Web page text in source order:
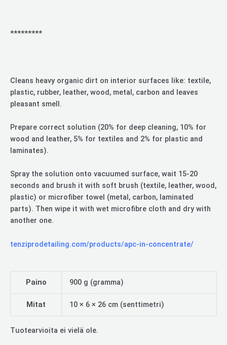
*********
Cleans heavy organic dirt on interior surfaces like: textile,
plastic, rubber, leather, wood, metal, carbon and leaves
pleasant smell.
Prepare correct solution (20% for deep cleaning, 10% for
wood and leather, 5% for textiles and 2% for plastic and
laminates).
Spray the solution onto vacuumed surface, wait 15-20
seconds and brush it with soft brush (textile, leather, wood,
plastic) or microfiber towel (metal, carbon, laminated
parts). Then wipe it with wet microfibre cloth and dry with
another one.
tenziprodetailing.com/products/apc-in-concentrate/
Paino 900 g (gramma)
Mitat 10 × 6 × 26 cm (senttimetri)
Tuotearvioita ei vielä ole.